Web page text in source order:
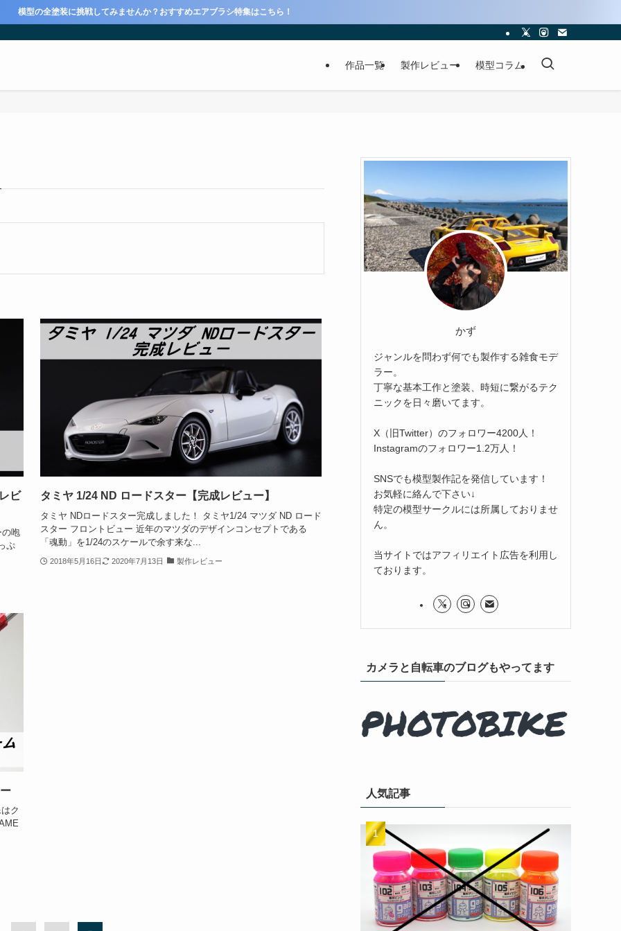
模型の全塗装に挑戦してみませんか？おすすめエアブラシ特集はこちら！
作品一覧 製作レビュー 模型コラム
ビ
の咆
ぷ
タミヤ 1/24 ND ロードスター【完成レビュー】
タミヤ NDロードスター完成しました！ タミヤ1/24 マツダ ND ロード
スター フロントビュー 近年のマツダのデザインコンセプトである
「魂動」を1/24のスケールで余す来な...
2018年5月16日 2020年7月13日 製作レビュー
ク
かず
ジャンルを問わず何でも製作する雑食モデ
ラー。
丁寧な基本工作と塗装、時短に繋がるテク
ニックを日々磨いてます。
X（旧Twitter）のフォロワー4200人！
Instagramのフォロワー1.2万人！
SNSでも模型製作記を発信しています！
お気軽に絡んで下さい↓
特定の模型サークルには所属しておりませ
ん。
当サイトではアフィリエイト広告を利用し
ております。
カメラと自転車のブログもやってます
人気記事